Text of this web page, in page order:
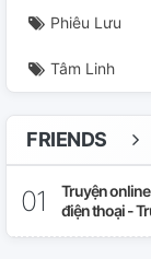
Chap 29
Chap 30
Chap 32
Phiêu Lưu
Tâm Linh
FRIENDS
Truyện
điện thoại -